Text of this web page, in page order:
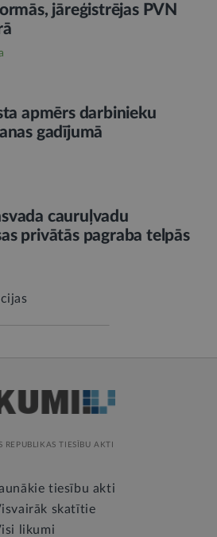
jāreģistrējas PVN
apmērs darbinieku
gadījumā
cauruļvadu
privātās pagraba telpās
REPUBLIKAS TIESĪBU AKTI
tiesību akti
skatītie
likumi